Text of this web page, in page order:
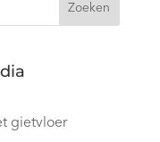
Zoeken
gietvloer